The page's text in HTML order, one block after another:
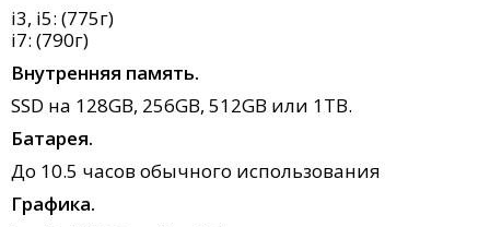
i3, i5: (775г)
i7: (790г)
Внутренняя память.
SSD на 128GB, 256GB, 512GB или 1TB.
Батарея.
До 10.5 часов обычного использования
Графика.